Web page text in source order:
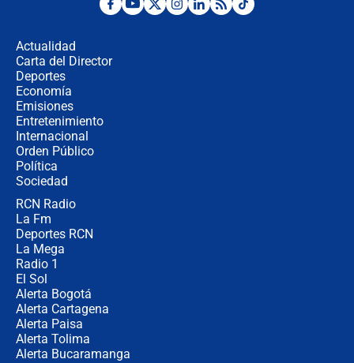
Posesión de Abelardo De La Espriella
Actualidad
Carta del Director
Deportes
Economía
Emisiones
Entretenimiento
Internacional
Orden Público
Política
Sociedad
RCN Radio
La Fm
Deportes RCN
La Mega
Radio 1
El Sol
Alerta Bogotá
Alerta Cartagena
Alerta Paisa
Alerta Tolima
Alerta Bucaramanga